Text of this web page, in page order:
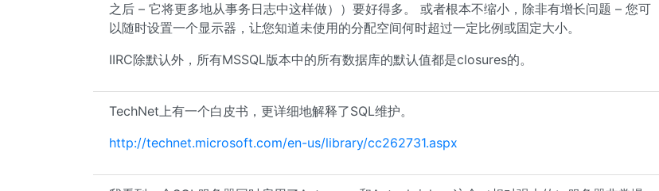
之后 – 它将更多地从事务日志中这样做））要好得多。 或者根本不缩小，除非有增长问题 – 您可
以随时设置一个显示器，让您知道未使用的分配空间何时超过一定比例或固定大小。
IIRC除默认外，所有MSSQL版本中的所有数据库的默认值都是closures的。
TechNet上有一个白皮书，更详细地解释了SQL维护。
http://technet.microsoft.com/en-us/library/cc262731.aspx